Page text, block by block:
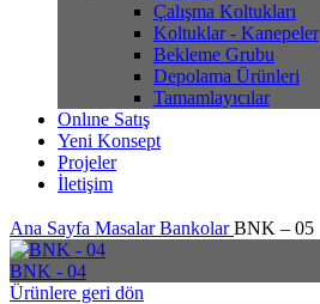
Çalışma Koltukları
Koltuklar - Kanepeler
Bekleme Grubu
Depolama Ürünleri
Tamamlayıcılar
Onlıne Satış
Yeni Konsept
Projeler
İletişim
Ana Sayfa MasalarBankolarBNK – 05
BNK - 04
Ürünlere geri dön